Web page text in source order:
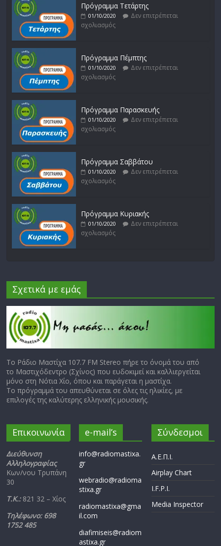
Πρόγραμμα Τετάρτης
01/10/2020
Δεν επιτρέπεται
σχολιασμός
Πρόγραμμα Πέμπτης
01/10/2020
Δεν επιτρέπεται
σχολιασμός
Πρόγραμμα Παρασκευής
01/10/2020
Δεν επιτρέπεται
σχολιασμός
Πρόγραμμα Σαββάτου
01/10/2020
Δεν επιτρέπεται
σχολιασμός
Πρόγραμμα Κυριακής
01/10/2020
Δεν επιτρέπεται
σχολιασμός
Σχετικά με εμάς
Το Ράδιο Μαστίχα 107.7 FM Stereo πήρε το όνομά του από
το Μαστιχόδεντρο (Σχίνος) που ευδοκιμεί και καλλιεργείται
μόνο στη Νότια Χίο, όπου και παράγεται η μαστίχα.
Το πρόγραμμά του απευθύνεται σε όλες τις ηλικίες, με
επιλογές της καλύτερης ελληνικής μουσικής.
Επικοινωνία
Διεύθυνση
Αλληλογραφίας
Κων/νου Τρυπάνη
30
Τ.Κ.: 821 32 – Χίος
Τηλέφωνο: 698
1752 485
e-mail’s
info@radiomastixa.
gr
webradio@radioma
stixa.gr
radiomastixa@gma
il.com
diafimiseis@radiom
astixa.gr
Σύνδεσμοι
Α.Ε.Π.Ι.
Airplay Chart
I.F.P.I.
Media Inspector